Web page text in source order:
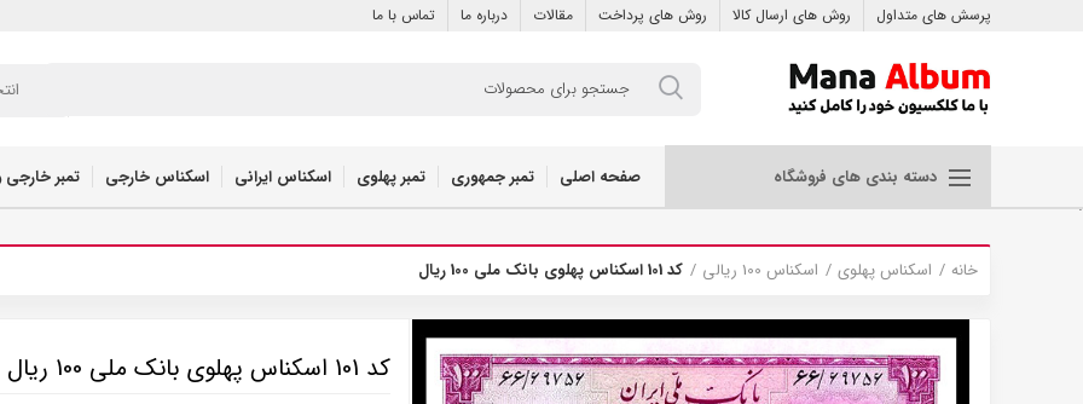
پرسش های متداول روش های ارسال کالا روش های پرداخت مقالات درباره ما تماس با ما
دسته بندی های فروشگاه صفحه اصلی تمبر جمهوری تمبر پهلوی اسکناس ایرانی اسکناس خارجی تمبر خارجی
.
خانه اسکناس پهلوی اسکناس 100 ریالی کد 101 اسکناس پهلوی بانک ملی 100 ریال
کد 101 اسکناس پهلوی بانک ملی 100 ریال